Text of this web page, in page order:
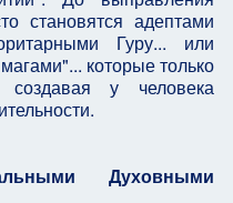
становятся адептами
Гуру... или
которые только
создавая у человека
Духовными